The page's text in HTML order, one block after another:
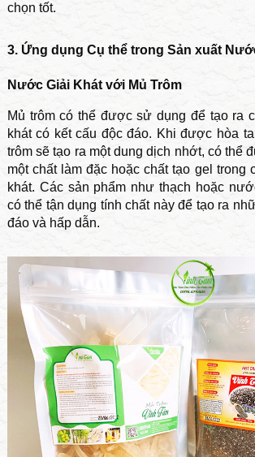
chọn tốt.
3. Ứng dụng Cụ thể trong Sản xuất
Nước Giải Khát với Mủ Trôm
Mủ trôm có thể được sử dụng để tạo ra
khát có kết cấu độc đáo. Khi được hòa
trôm sẽ tạo ra một dung dịch nhớt, có thể
một chất làm đặc hoặc chất tạo gel trong
khát. Các sản phẩm như thạch hoặc
có thể tận dụng tính chất này để tạo ra
đáo và hấp dẫn.